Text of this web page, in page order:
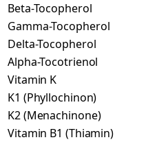
Beta-Tocopherol
Gamma-Tocopherol
Delta-Tocopherol
Alpha-Tocotrienol
Vitamin K
K1 (Phyllochinon)
K2 (Menachinone)
Vitamin B1 (Thiamin)